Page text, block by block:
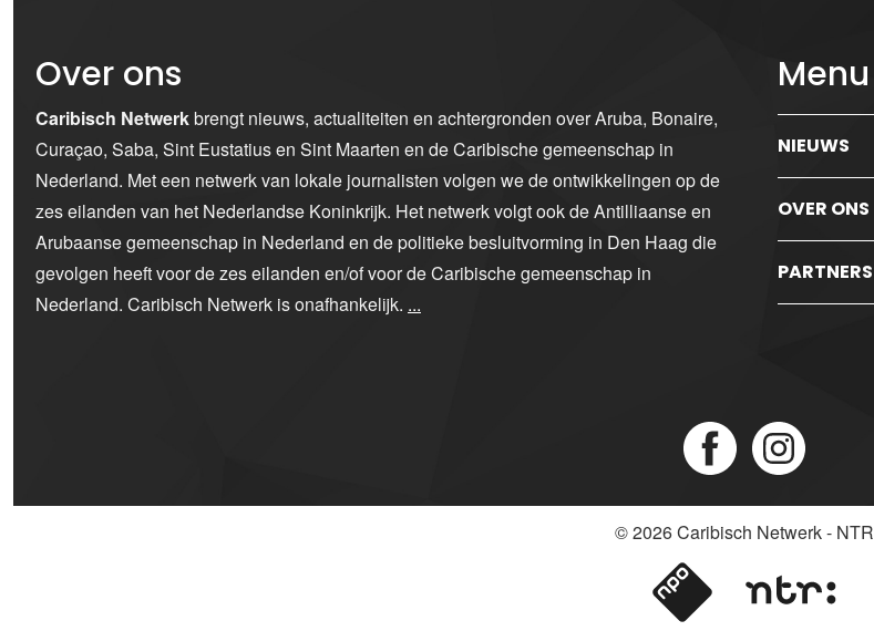
Over ons
Caribisch Netwerkbrengt nieuws, actualiteiten en achtergronden over Aruba, Bonaire,
Curaçao, Saba, Sint Eustatius en Sint Maarten en de Caribische gemeenschap in
Nederland. Met een netwerk van lokale journalisten volgen we de ontwikkelingen op de
zes eilanden van het Nederlandse Koninkrijk. Het netwerk volgt ook de Antilliaanse en
Arubaanse gemeenschap in Nederland en de politieke besluitvorming in Den Haag die
gevolgen heeft voor de zes eilanden en/of voor de Caribische gemeenschap in
Nederland. Caribisch Netwerk is onafhankelijk. ...
Menu
NIEUWS
OVER ONS
PARTNERS
© 2026Caribisch Netwerk - NTR